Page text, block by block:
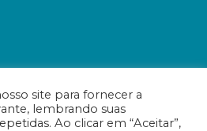
site para fornecer a
lembrando suas
Ao clicar em “Aceitar”,